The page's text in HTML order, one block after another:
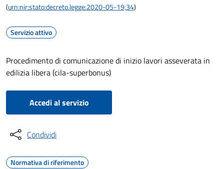
(urn:nir:stato:decreto.legge:2020-05-19;34)
Servizio attivo
Procedimento di comunicazione di inizio lavori asseverata in
edilizia libera (cila-superbonus)
Accedi al servizio
Condividi
Normativa di riferimento